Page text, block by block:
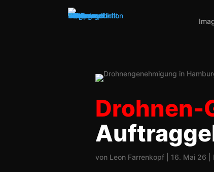
Drohnen-
von Leon Farrenkopf 16. Mai 26